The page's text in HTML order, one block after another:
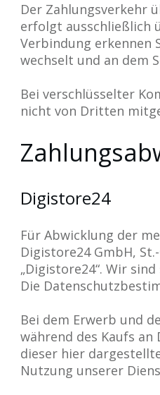
Der Zahlungsverkehr
erfolgt ausschließlich
Verbindung erkennen
wechselt und an dem
Bei verschlüsselter
nicht von Dritten
Digistore24
Für Abwicklung der
Digistore24 GmbH,
„Digistore24“. Wir
Die
Bei dem Erwerb und
während des Kaufs
dieser hier
Nutzung unserer